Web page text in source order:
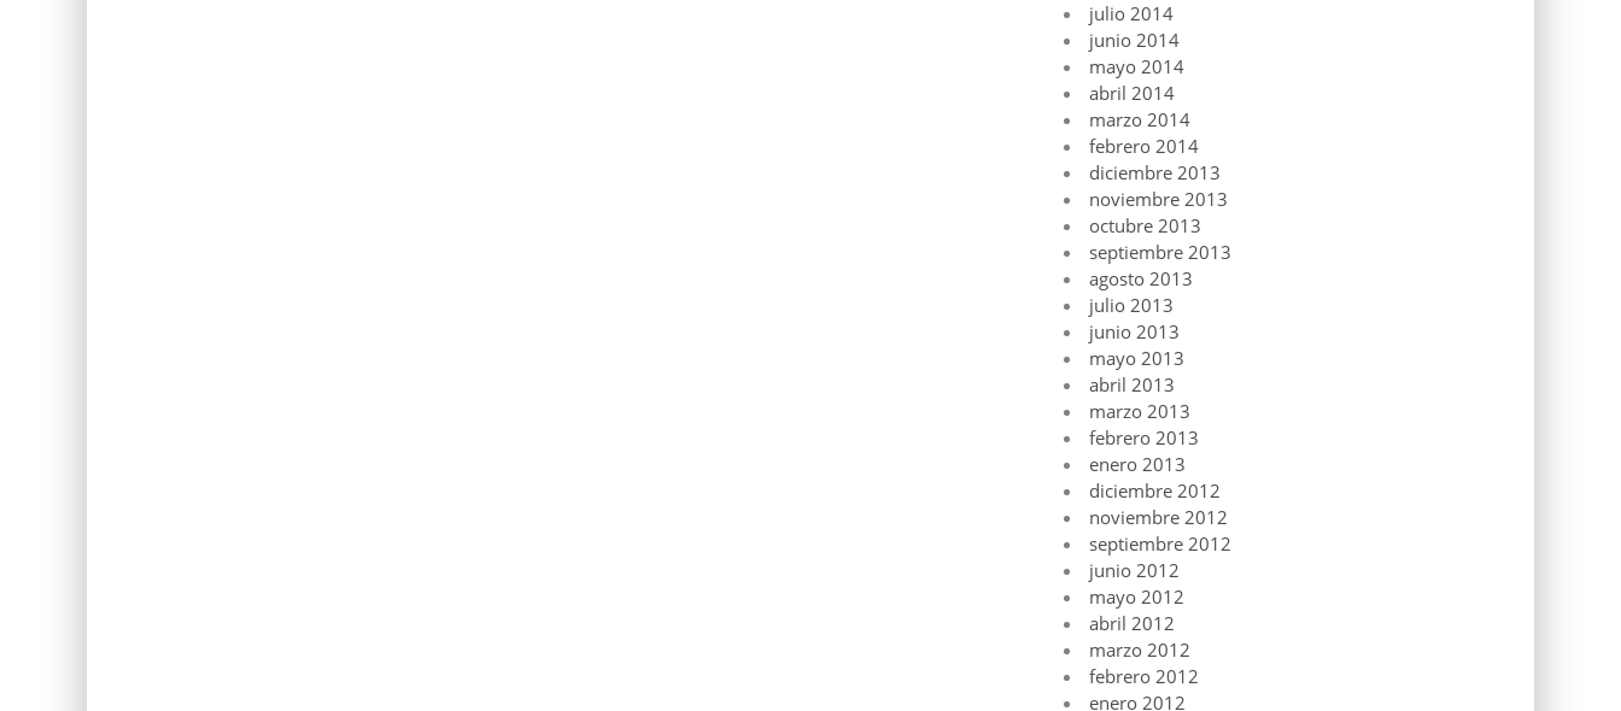
julio 2014
junio 2014
mayo 2014
abril 2014
marzo 2014
febrero 2014
diciembre 2013
noviembre 2013
octubre 2013
septiembre 2013
agosto 2013
julio 2013
junio 2013
mayo 2013
abril 2013
marzo 2013
febrero 2013
enero 2013
diciembre 2012
noviembre 2012
septiembre 2012
junio 2012
mayo 2012
abril 2012
marzo 2012
febrero 2012
enero 2012